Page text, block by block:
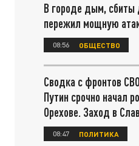
В городе дым, сбиты
пережил мощную
08:56 ОБЩЕСТВО
Сводка с фронтов
Путин срочно начал
Орехове. Заход в
08:47 ПОЛИТИКА